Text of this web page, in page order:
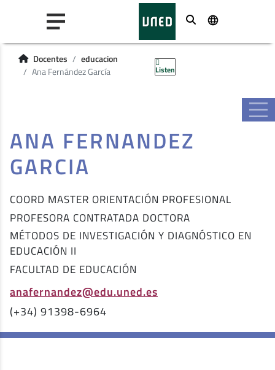
Buscar
Docentes
educacion
Ana Fernández García
Listen
ANA FERNANDEZ
GARCIA
COORD MASTER ORIENTACIÓN PROFESIONAL
PROFESORA CONTRATADA DOCTORA
MÉTODOS DE INVESTIGACIÓN Y DIAGNÓSTICO EN
EDUCACIÓN II
FACULTAD DE EDUCACIÓN
anafernandez@edu.uned.es
(+34) 91398-6964